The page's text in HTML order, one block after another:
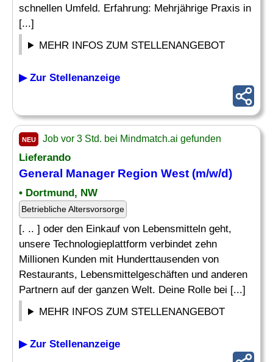
schnellen Umfeld. Erfahrung: Mehrjährige Praxis in
[...]
MEHR INFOS ZUM STELLENANGEBOT
▶ Zur Stellenanzeige
NEU Job vor 3 Std. bei Mindmatch.ai gefunden
Lieferando
General ManagerRegion West (m/w/d)
• Dortmund, NW
Betriebliche Altersvorsorge
[. .. ] oder den Einkauf von Lebensmitteln geht,
unsere Technologieplattform verbindet zehn
Millionen Kunden mit Hunderttausenden von
Restaurants, Lebensmittelgeschäften und anderen
Partnern auf der ganzen Welt. Deine Rolle bei [...]
MEHR INFOS ZUM STELLENANGEBOT
▶ Zur Stellenanzeige